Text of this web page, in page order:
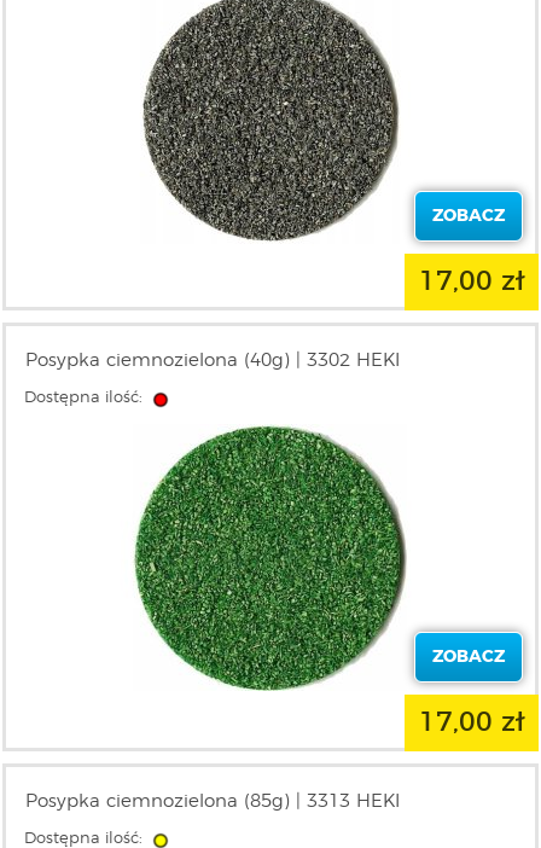
ZOBACZ
17,00 zł
Posypka ciemnozielona (40g) | 3302 HEKI
Dostępna ilość:
ZOBACZ
17,00 zł
Posypka ciemnozielona (85g) | 3313 HEKI
Dostępna ilość: